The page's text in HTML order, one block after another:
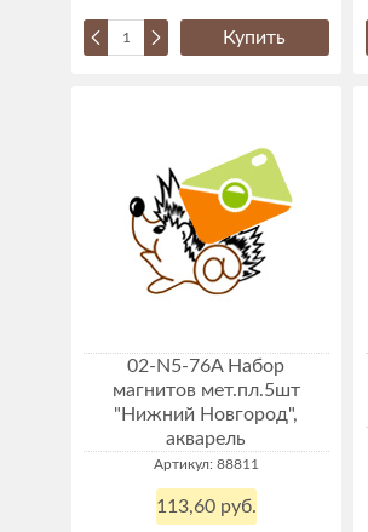
Купить
02-N5-76A Набор
магнитов мет.пл.5шт
"Нижний Новгород",
акварель
Артикул: 88811
113,60 руб.